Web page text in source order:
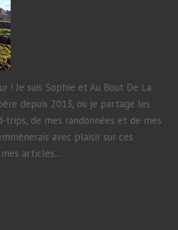
! Je suis Sophie et Au Bout De La
depuis 2013, où je partage les
trips, de mes randonnées et de mes
avec plaisir sur ces
articles...